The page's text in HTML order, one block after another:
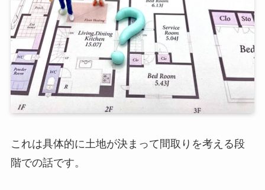
これは具体的に土地が決まって間取りを考える段
階での話です。